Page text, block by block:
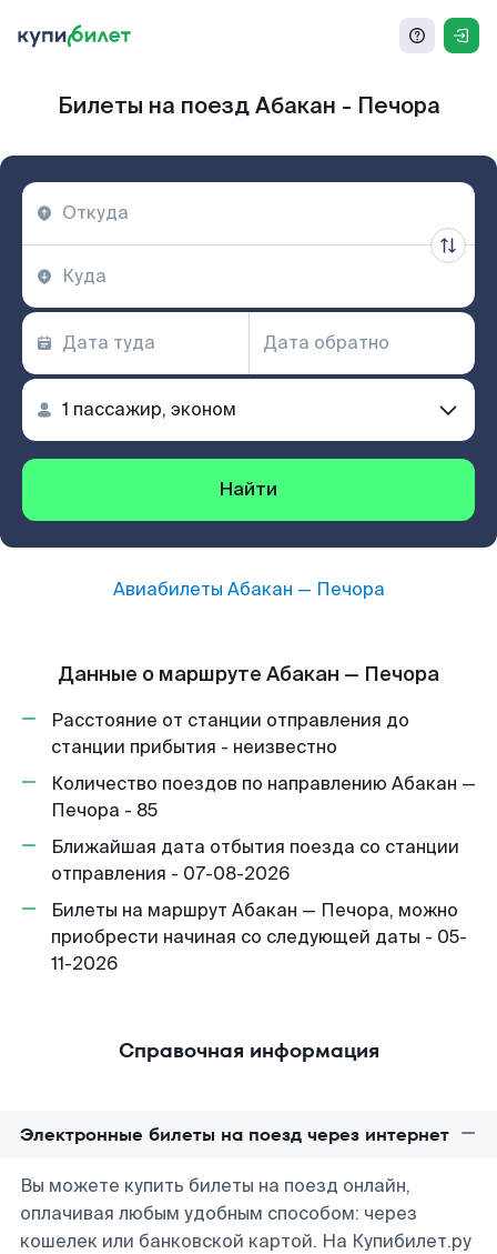
Билеты на поезд Абакан - Печора
Найти
Авиабилеты Абакан — Печора
Данные о маршруте Абакан — Печора
Расстояние от станции отправления до
станции прибытия - неизвестно
Количество поездов по направлению Абакан —
Печора - 85
Ближайшая дата отбытия поезда со станции
отправления - 07-08-2026
Билеты на маршрут Абакан — Печора, можно
приобрести начиная со следующей даты - 05-
11-2026
Справочная информация
Электронные билеты на поезд через интернет
Вы можете купить билеты на поезд онлайн,
оплачивая любым удобным способом: через
кошелек или банковской картой. На Купибилет.ру